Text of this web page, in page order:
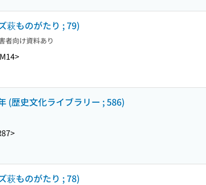
萩ものがたり ; 79)
者向け資料あり
(歴史文化ライブラリー ; 586)
萩ものがたり ; 78)